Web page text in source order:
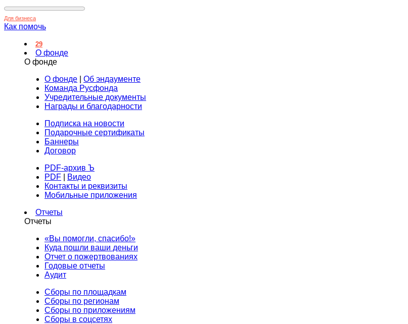
Для бизнеса
Как помочь
29
О фонде
О фонде
О фонде
Об эндаументе
Команда Русфонда
Учредительные документы
Награды и благодарности
Подписка на новости
Подарочные сертификаты
Баннеры
Договор
PDF-архив Ъ
PDF
Видео
Контакты и реквизиты
Мобильные приложения
Отчеты
Отчеты
«Вы помогли, спасибо!»
Куда пошли ваши деньги
Отчет о пожертвованиях
Годовые отчеты
Аудит
Сборы по площадкам
Сборы по регионам
Сборы по приложениям
Сборы в соцсетях